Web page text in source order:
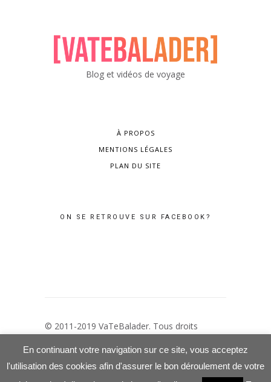
Blog et vidéos de voyage
À PROPOS
MENTIONS LÉGALES
PLAN DU SITE
ON SE RETROUVE SUR FACEBOOK?
© 2011-2019 VaTeBalader. Tous droits
En continuant votre navigation sur ce site, vous acceptez
l'utilisation des cookies afin d'assurer le bon déroulement de votre